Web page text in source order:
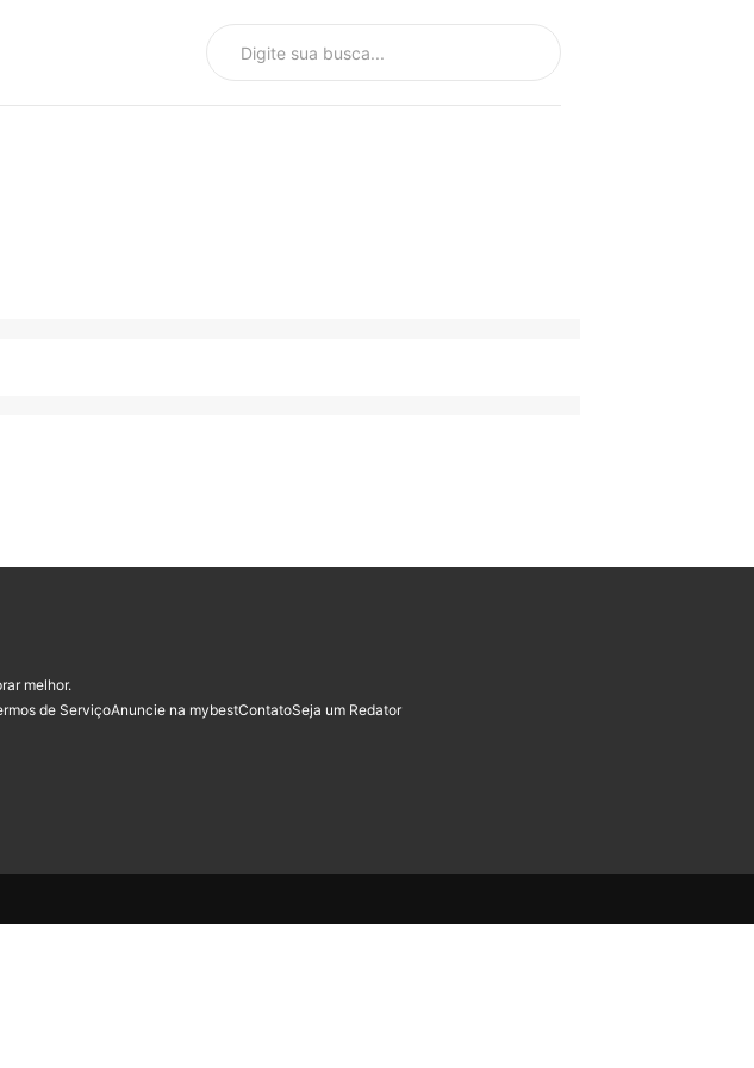
melhor.
de ServiçoAnuncie na mybestContatoSeja um Redator